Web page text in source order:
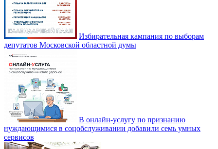
Избирательная кампания по выборам
депутатов Московской областной думы
В онлайн-услугу по признанию
нуждающимися в соцобслуживании добавили семь умных
сервисов